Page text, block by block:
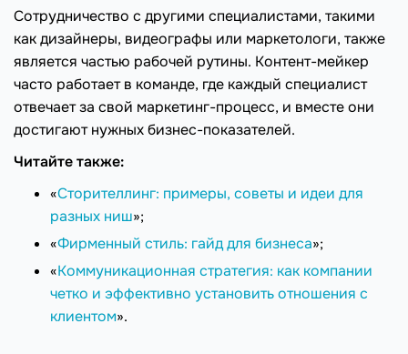
Сотрудничество с другими специалистами, такими
как дизайнеры, видеографы или маркетологи, также
является частью рабочей рутины. Контент-мейкер
часто работает в команде, где каждый специалист
отвечает за свой маркетинг-процесс, и вместе они
достигают нужных бизнес-показателей.
Читайте также:
«Сторителлинг: примеры, советы и идеи для
разных ниш»;
«Фирменный стиль: гайд для бизнеса»;
«Коммуникационная стратегия: как компании
четко и эффективно установить отношения с
клиентом».